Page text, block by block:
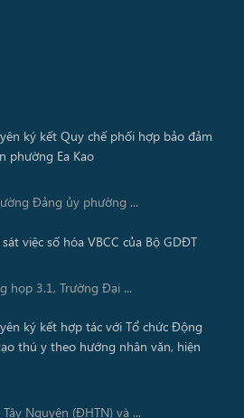
Đảng ủy phường ...
họp 3.1, Trường Đại ...
Nguyên (ĐHTN) và ...